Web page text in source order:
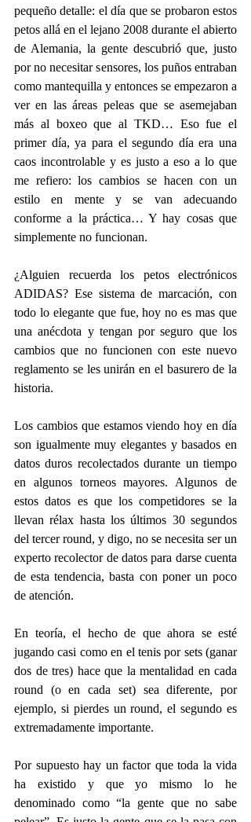
pequeño detalle: el día que se probaron estos
petos allá en el lejano 2008 durante el abierto
de Alemania, la gente descubrió que, justo
por no necesitar sensores, los puños entraban
como mantequilla y entonces se empezaron a
ver en las áreas peleas que se asemejaban
más al boxeo que al TKD… Eso fue el
primer día, ya para el segundo día era una
caos incontrolable y es justo a eso a lo que
me refiero: los cambios se hacen con un
estilo en mente y se van adecuando
conforme a la práctica… Y hay cosas que
simplemente no funcionan.
¿Alguien recuerda los petos electrónicos
ADIDAS? Ese sistema de marcación, con
todo lo elegante que fue, hoy no es mas que
una anécdota y tengan por seguro que los
cambios que no funcionen con este nuevo
reglamento se les unirán en el basurero de la
historia.
Los cambios que estamos viendo hoy en día
son igualmente muy elegantes y basados en
datos duros recolectados durante un tiempo
en algunos torneos mayores. Algunos de
estos datos es que los competidores se la
llevan rélax hasta los últimos 30 segundos
del tercer round, y digo, no se necesita ser un
experto recolector de datos para darse cuenta
de esta tendencia, basta con poner un poco
de atención.
En teoría, el hecho de que ahora se esté
jugando casi como en el tenis por sets (ganar
dos de tres) hace que la mentalidad en cada
round (o en cada set) sea diferente, por
ejemplo, si pierdes un round, el segundo es
extremadamente importante.
Por supuesto hay un factor que toda la vida
ha existido y que yo mismo lo he
denominado como “la gente que no sabe